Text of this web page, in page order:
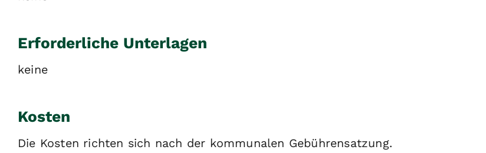
Erforderliche Unterlagen
keine
Kosten
Die Kosten richten sich nach der kommunalen Gebührensatzung.